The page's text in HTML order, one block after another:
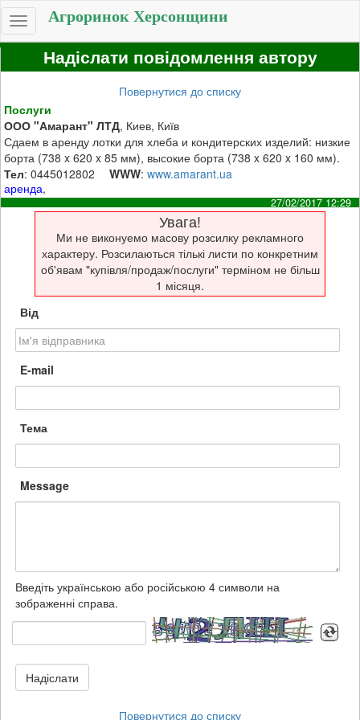
Toggle
navigation
Агроринок Херсонщини
Надіслати повідомлення автору
Повернутися до списку
Послуги
ООО "Амарант" ЛТД, Киев, Київ
Сдаем в аренду лотки для хлеба и кондитерских изделий: низкие
борта (738 x 620 x 85 мм), высокие борта (738 x 620 x 160 мм).
Тел: 0445012802 WWW:www.amarant.ua
аренда,
27/02/2017 12:29
Увага!
Ми не виконуемо масову розсилку рекламного
характеру. Розсилаються тількі листи по конкретним
об'явам "купівля/продаж/послуги" терміном не більш
1 місяця.
Від
E-mail
Тема
Message
Введіть українською або російською 4 символи на
зображенні справа.
Надіслати
Повернутися до списку